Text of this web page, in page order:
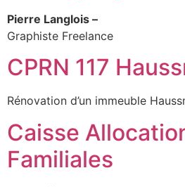
Pierre Langlois –
Graphiste Freelance
CPRN 117
Rénovation d’un immeuble
Caisse
Familiales